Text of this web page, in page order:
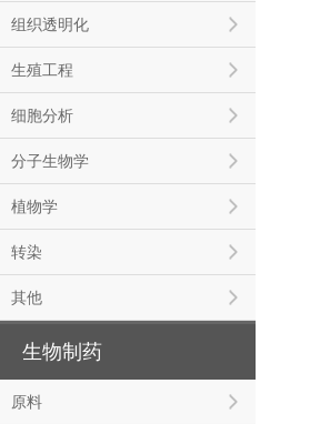
组织透明化
生殖工程
细胞分析
分子生物学
植物学
转染
其他
生物制药
原料